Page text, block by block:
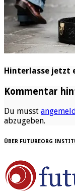
Hinterlasse jetzt
Kommentar
Du musst
abzugeben.
ÜBER FUTUREORG